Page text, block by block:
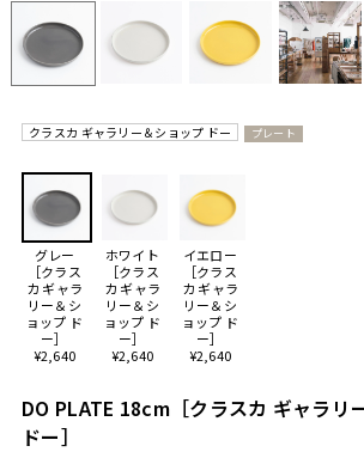
クラスカ ギャラリー＆ショップ ドー プレート
グレー
［クラス
カ ギャラ
リー＆シ
ョップ ド
ー］
¥2,640
ホワイト
［クラス
カ ギャラ
リー＆シ
ョップ ド
ー］
¥2,640
イエロー
［クラス
カ ギャラ
リー＆シ
ョップ ド
ー］
¥2,640
DO PLATE 18cm［クラスカ ギャラリ
ドー］